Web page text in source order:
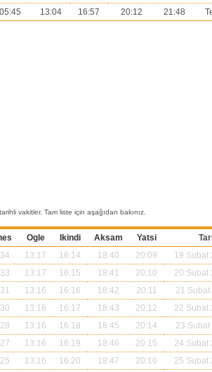
05:45 13:04 16:57 20:12 21:48
vakitler. Tam liste için aşağıdan bakınız.
Ogle Ikindi Aksam Yatsi
13:17 16:14 18:40 20:09
19 Subat
13:17 16:15 18:41 20:10
20 Subat
13:16 16:16 18:42 20:11
21
13:16 16:17 18:43 20:12
22 Subat
13:16 16:18 18:45 20:14
23
13:16 16:19 18:46 20:15
24 Subat
13:16 16:20 18:47 20:16
25 Subat